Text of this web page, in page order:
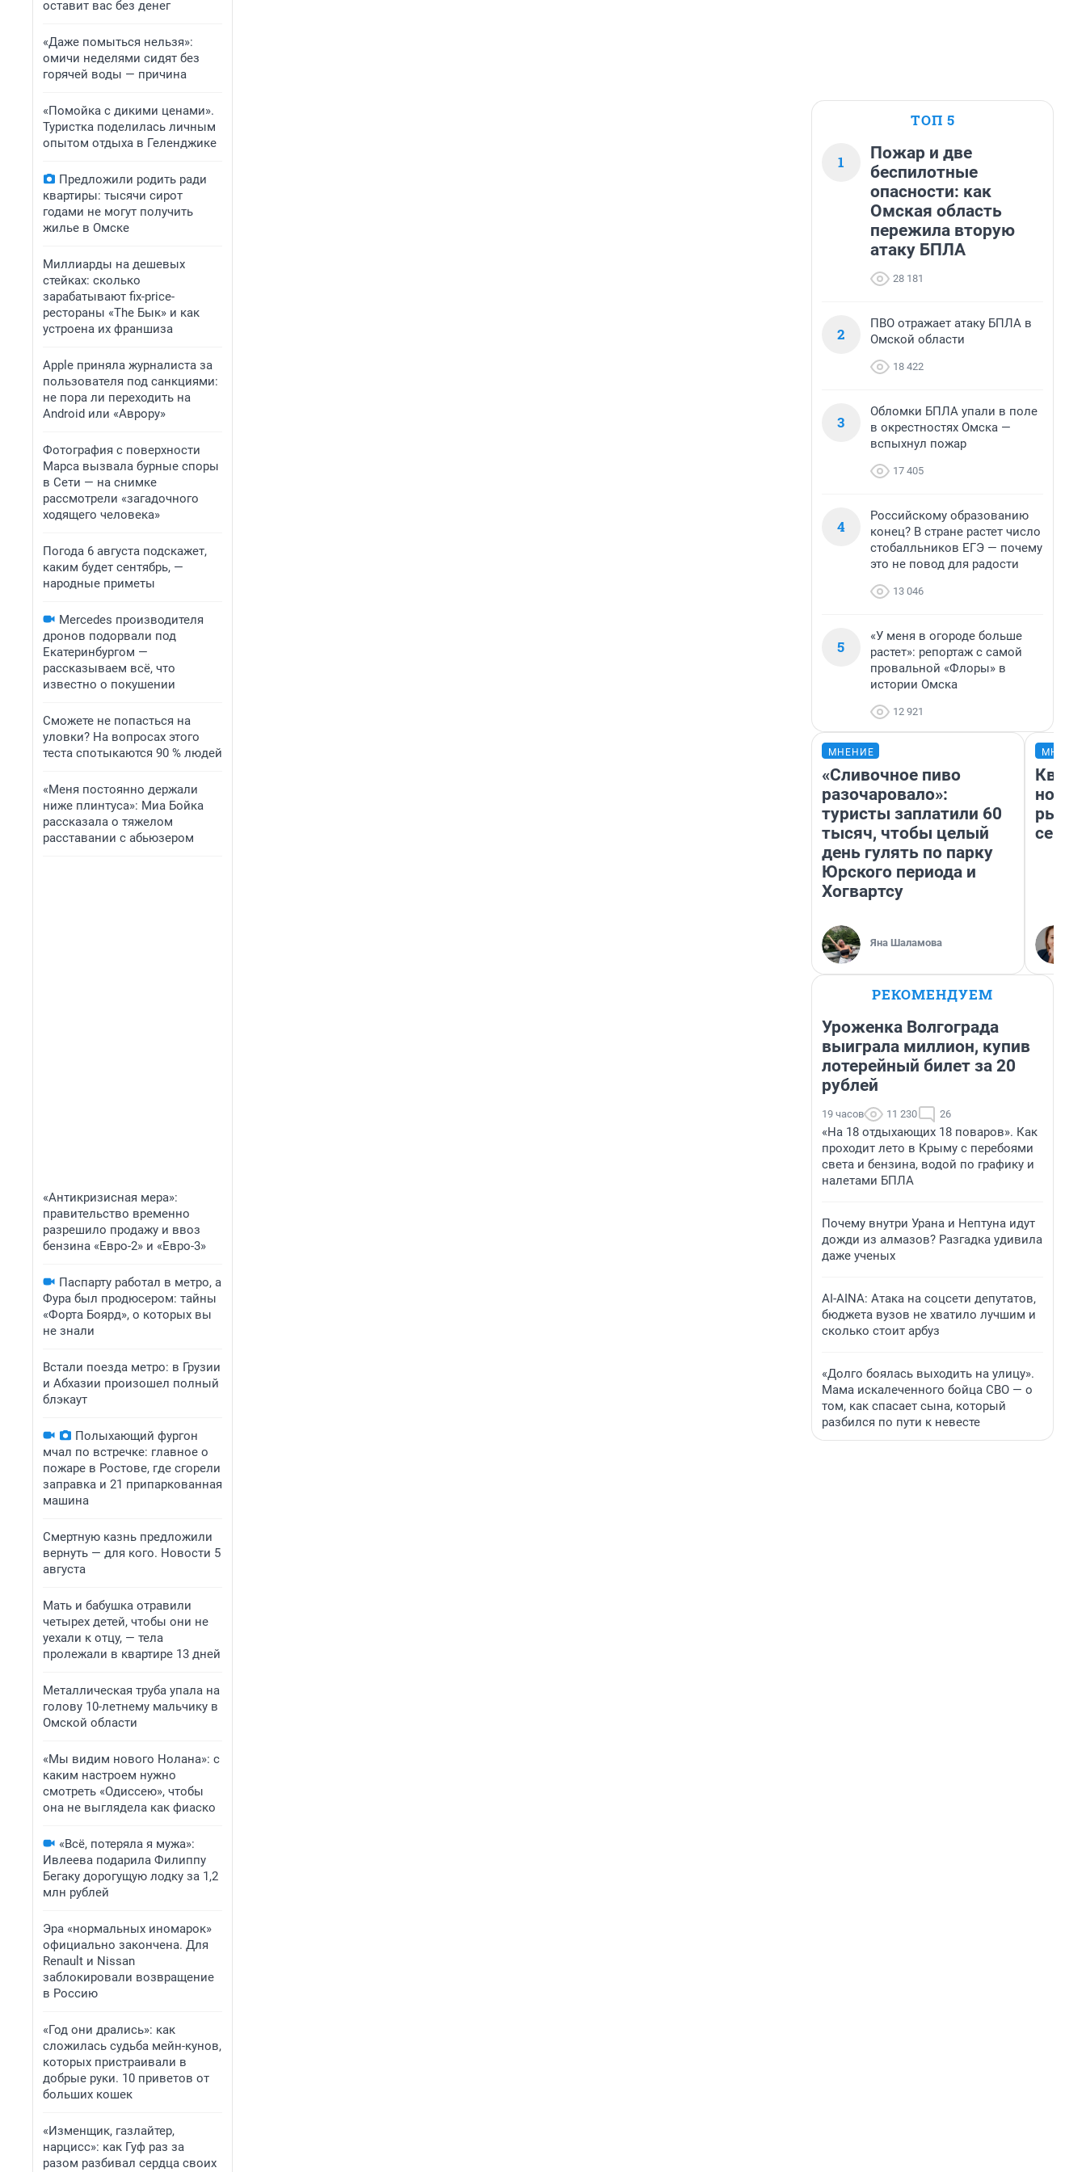
оставит вас без денег
«Даже помыться нельзя»:
омичи неделями сидят без
горячей воды — причина
«Помойка с дикими ценами».
Туристка поделилась личным
опытом отдыха в Геленджике
Предложили родить ради
квартиры: тысячи сирот
годами не могут получить
жилье в Омске
Миллиарды на дешевых
стейках: сколько
зарабатывают fix-price-
рестораны «The Бык» и как
устроена их франшиза
Apple приняла журналиста за
пользователя под санкциями:
не пора ли переходить на
Android или «Аврору»
Фотография с поверхности
Марса вызвала бурные споры
в Сети — на снимке
рассмотрели «загадочного
ходящего человека»
Погода 6 августа подскажет,
каким будет сентябрь, —
народные приметы
Mercedes производителя
дронов подорвали под
Екатеринбургом —
рассказываем всё, что
известно о покушении
Сможете не попасться на
уловки? На вопросах этого
теста спотыкаются 90 % людей
«Меня постоянно держали
ниже плинтуса»: Миа Бойка
рассказала о тяжелом
расставании с абьюзером
«Антикризисная мера»:
правительство временно
разрешило продажу и ввоз
бензина «Евро-2» и «Евро-3»
Паспарту работал в метро, а
Фура был продюсером: тайны
«Форта Боярд», о которых вы
не знали
Встали поезда метро: в Грузии
и Абхазии произошел полный
блэкаут
Полыхающий фургон
мчал по встречке: главное о
пожаре в Ростове, где сгорели
заправка и 21 припаркованная
машина
Смертную казнь предложили
вернуть — для кого. Новости 5
августа
Мать и бабушка отравили
четырех детей, чтобы они не
уехали к отцу, — тела
пролежали в квартире 13 дней
Металлическая труба упала на
голову 10-летнему мальчику в
Омской области
«Мы видим нового Нолана»: с
каким настроем нужно
смотреть «Одиссею», чтобы
она не выглядела как фиаско
«Всё, потеряла я мужа»:
Ивлеева подарила Филиппу
Бегаку дорогущую лодку за 1,2
млн рублей
Эра «нормальных иномарок»
официально закончена. Для
Renault и Nissan
заблокировали возвращение
в Россию
«Год они дрались»: как
сложилась судьба мейн-кунов,
которых пристраивали в
добрые руки. 10 приветов от
больших кошек
«Изменщик, газлайтер,
нарцисс»: как Гуф раз за
разом разбивал сердца своих
ТОП 5
1
Пожар и две
беспилотные
опасности: как
Омская область
пережила вторую
атаку БПЛА
28 181
2
ПВО отражает атаку БПЛА в
Омской области
18 422
3
Обломки БПЛА упали в поле
в окрестностях Омска —
вспыхнул пожар
17 405
4
Российскому образованию
конец? В стране растет число
стобалльников ЕГЭ — почему
это не повод для радости
13 046
5
«У меня в огороде больше
растет»: репортаж с самой
провальной «Флоры» в
истории Омска
12 921
МНЕНИЕ
«Сливочное пиво
разочаровало»:
туристы заплатили 60
тысяч, чтобы целый
день гулять по парку
Юрского периода и
Хогвартсу
Яна Шаламова
но
РЕКОМЕНДУЕМ
Уроженка Волгограда
выиграла миллион, купив
лотерейный билет за 20
рублей
19 часов 11 230 26
«На 18 отдыхающих 18 поваров». Как
проходит лето в Крыму с перебоями
света и бензина, водой по графику и
налетами БПЛА
Почему внутри Урана и Нептуна идут
дожди из алмазов? Разгадка удивила
даже ученых
AI-AINA: Атака на соцсети депутатов,
бюджета вузов не хватило лучшим и
сколько стоит арбуз
«Долго боялась выходить на улицу».
Мама искалеченного бойца СВО — о
том, как спасает сына, который
разбился по пути к невесте